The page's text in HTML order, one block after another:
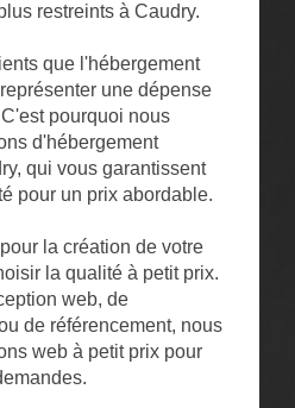
restreints à Caudry.
que l'hébergement
une dépense
pourquoi nous
d'hébergement
qui vous garantissent
pour un prix abordable.
la création de votre
la qualité à petit prix.
web, de
de référencement, nous
web à petit prix pour